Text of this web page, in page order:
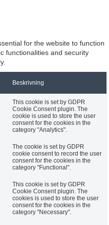
for the website to function
functionalities and security
Beskrivning
This cookie is set by GDPR
Cookie Consent plugin. The
cookie is used to store the user
consent for the cookies in the
category "Analytics".
The cookie is set by GDPR
cookie consent to record the user
consent for the cookies in the
category "Functional".
This cookie is set by GDPR
Cookie Consent plugin. The
cookies is used to store the user
consent for the cookies in the
category "Necessary".